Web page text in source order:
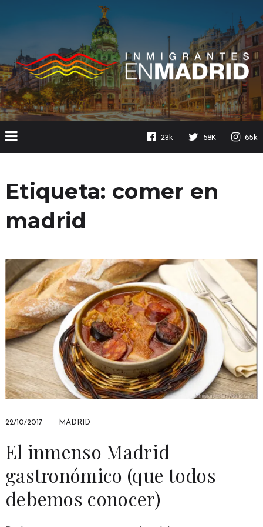
23k 58K 65k
Etiqueta: comer en
madrid
22/10/2017 MADRID
El inmenso Madrid
gastronómico (que todos
debemos conocer)